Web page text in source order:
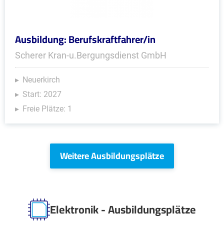
Ausbildung: Berufskraftfahrer/in
Scherer Kran-u.Bergungsdienst GmbH
Neuerkirch
Start: 2027
Freie Plätze: 1
Weitere Ausbildungsplätze
Elektronik - Ausbildungsplätze